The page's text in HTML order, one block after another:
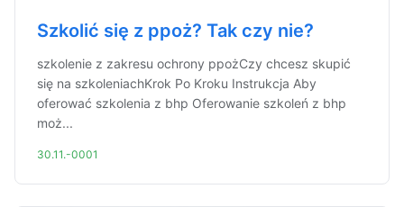
Szkolić się z ppoż? Tak czy nie?
szkolenie z zakresu ochrony ppożCzy chcesz skupić
się na szkoleniachKrok Po Kroku Instrukcja Aby
oferować szkolenia z bhp Oferowanie szkoleń z bhp
moż...
30.11.-0001